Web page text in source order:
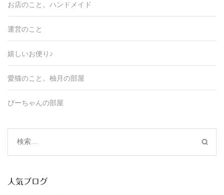
お店のこと。 ハンドメイド
運営のこと
嬉しいお便り♪
愛猫のこと。 柚月の部屋
ぴーちゃんの部屋
検
人気ブログ